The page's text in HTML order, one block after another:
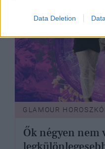
Data Deletion
GLAMOUR
Ők négyen nem